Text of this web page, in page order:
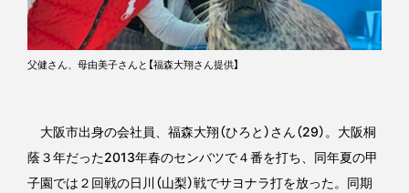
父健さん、母由美子さんと【福森大翔さん提供】
大阪市出身の会社員、福森大翔（ひろと）さん（29）。大阪桐
蔭３年だった2013年春のセンバツで４番を打ち、同年夏の甲
子園では２回戦の日川（山梨）戦でサヨナラ打を放った。同期